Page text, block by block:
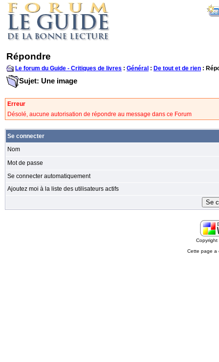
Répondre
Le forum du Guide - Critiques de livres : Général : De tout et de rien :
Sujet: Une image
Erreur
Désolé, aucune autorisation de répondre au message dans ce Forum
Se connecter
Nom
Mot de passe
Se connecter automatiquement
Ajoutez moi à la liste des utilisateurs actifs
Cette page a